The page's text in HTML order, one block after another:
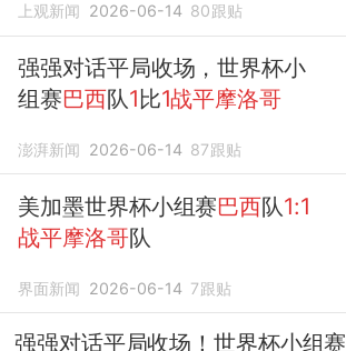
赛，巴西0胜欧洲球队
上观新闻 2026-06-14 80跟贴
强强对话平局收场，世界杯小
组赛巴西队1比1战平摩洛哥
澎湃新闻 2026-06-14 87跟贴
美加墨世界杯小组赛巴西队1:1
战平摩洛哥队
界面新闻 2026-06-14 7跟贴
强强对话平局收场！世界杯小组赛